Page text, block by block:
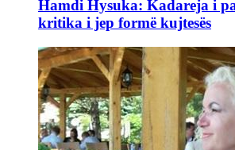
Hamdi Hysuka: Kadareja i
kritika i jep formë kujtesës